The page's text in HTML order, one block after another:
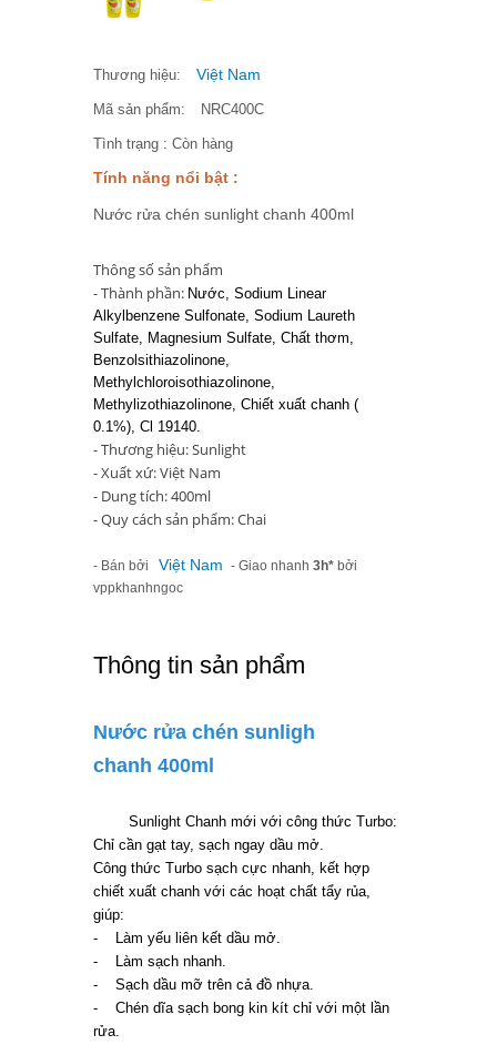
Thương hiệu: Việt Nam
Mã sản phẩm: NRC400C
Tình trạng : Còn hàng
Tính năng nổi bật :
Nước rửa chén sunlight chanh 400ml
Thông số sản phẩm
- Thành phần: Nước, Sodium Linear
Alkylbenzene Sulfonate, Sodium Laureth
Sulfate, Magnesium Sulfate, Chất thơm,
Benzolsithiazolinone,
Methylchloroisothiazolinone,
Methylizothiazolinone, Chiết xuất chanh (
0.1%), Cl 19140.
- Thương hiệu: Sunlight
- Xuất xứ: Việt Nam
- Dung tích: 400ml
- Quy cách sản phẩm: Chai
- Bán bởi Việt Nam - Giao nhanh 3h* bởi
vppkhanhngoc
Thông tin sản phẩm
Nước rửa chén sunligh
chanh 400ml
Sunlight Chanh mới với công thức Turbo:
Chỉ cần gạt tay, sạch ngay dầu mở.
Công thức Turbo sạch cực nhanh, kết hợp
chiết xuất chanh với các hoạt chất tẩy rủa,
giúp:
- Làm yếu liên kết dầu mở.
- Làm sạch nhanh.
- Sạch dầu mỡ trên cả đồ nhựa.
- Chén dĩa sạch bong kin kít chỉ với một lần
rửa.